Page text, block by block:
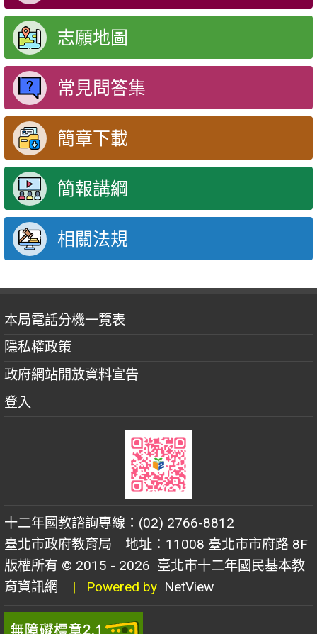
志願地圖
常見問答集
簡章下載
簡報講綱
相關法規
本局電話分機一覽表
隱私權政策
政府網站開放資料宣告
登入
十二年國教諮詢專線：(02) 2766-8812
臺北市政府教育局 地址：11008 臺北市市府路 8F
版權所有 © 2015 - 2026 臺北市十二年國民基本教
育資訊網
| Powered by NetView